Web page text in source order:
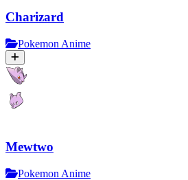
Charizard
Pokemon Anime
Mewtwo
Pokemon Anime